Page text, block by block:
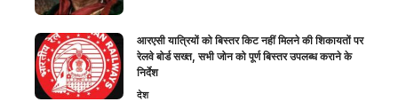
आरएसी यात्रियों को बिस्तर किट नहीं मिलने की शिकायतों पर
रेलवे बोर्ड सख्त, सभी जोन को पूर्ण बिस्तर उपलब्ध कराने के
निर्देश
देश